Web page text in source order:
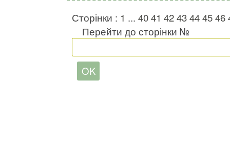
Сторінки : 1 ... 4041 4243444546
Перейти до сторінки №